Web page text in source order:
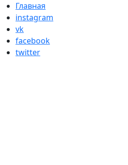
Skip
to
content
Главная
instagram
vk
facebook
twitter